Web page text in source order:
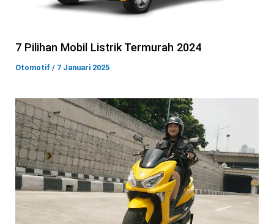
7 Pilihan Mobil Listrik Termurah 2024
Otomotif / 7 Januari 2025